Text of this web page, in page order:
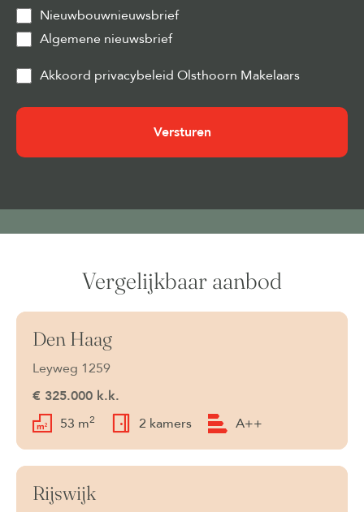
Nieuwbouwnieuwsbrief
Algemene nieuwsbrief
Privacy
Cookies
Akkoord privacybeleid Olsthoorn Makelaars
Vergelijkbaar aanbod
Onder bod
Den Haag
Leyweg 1259
€ 325.000 k.k.
53 m2 2 kamers A++
Verkocht onder voorbehoud
Rijswijk